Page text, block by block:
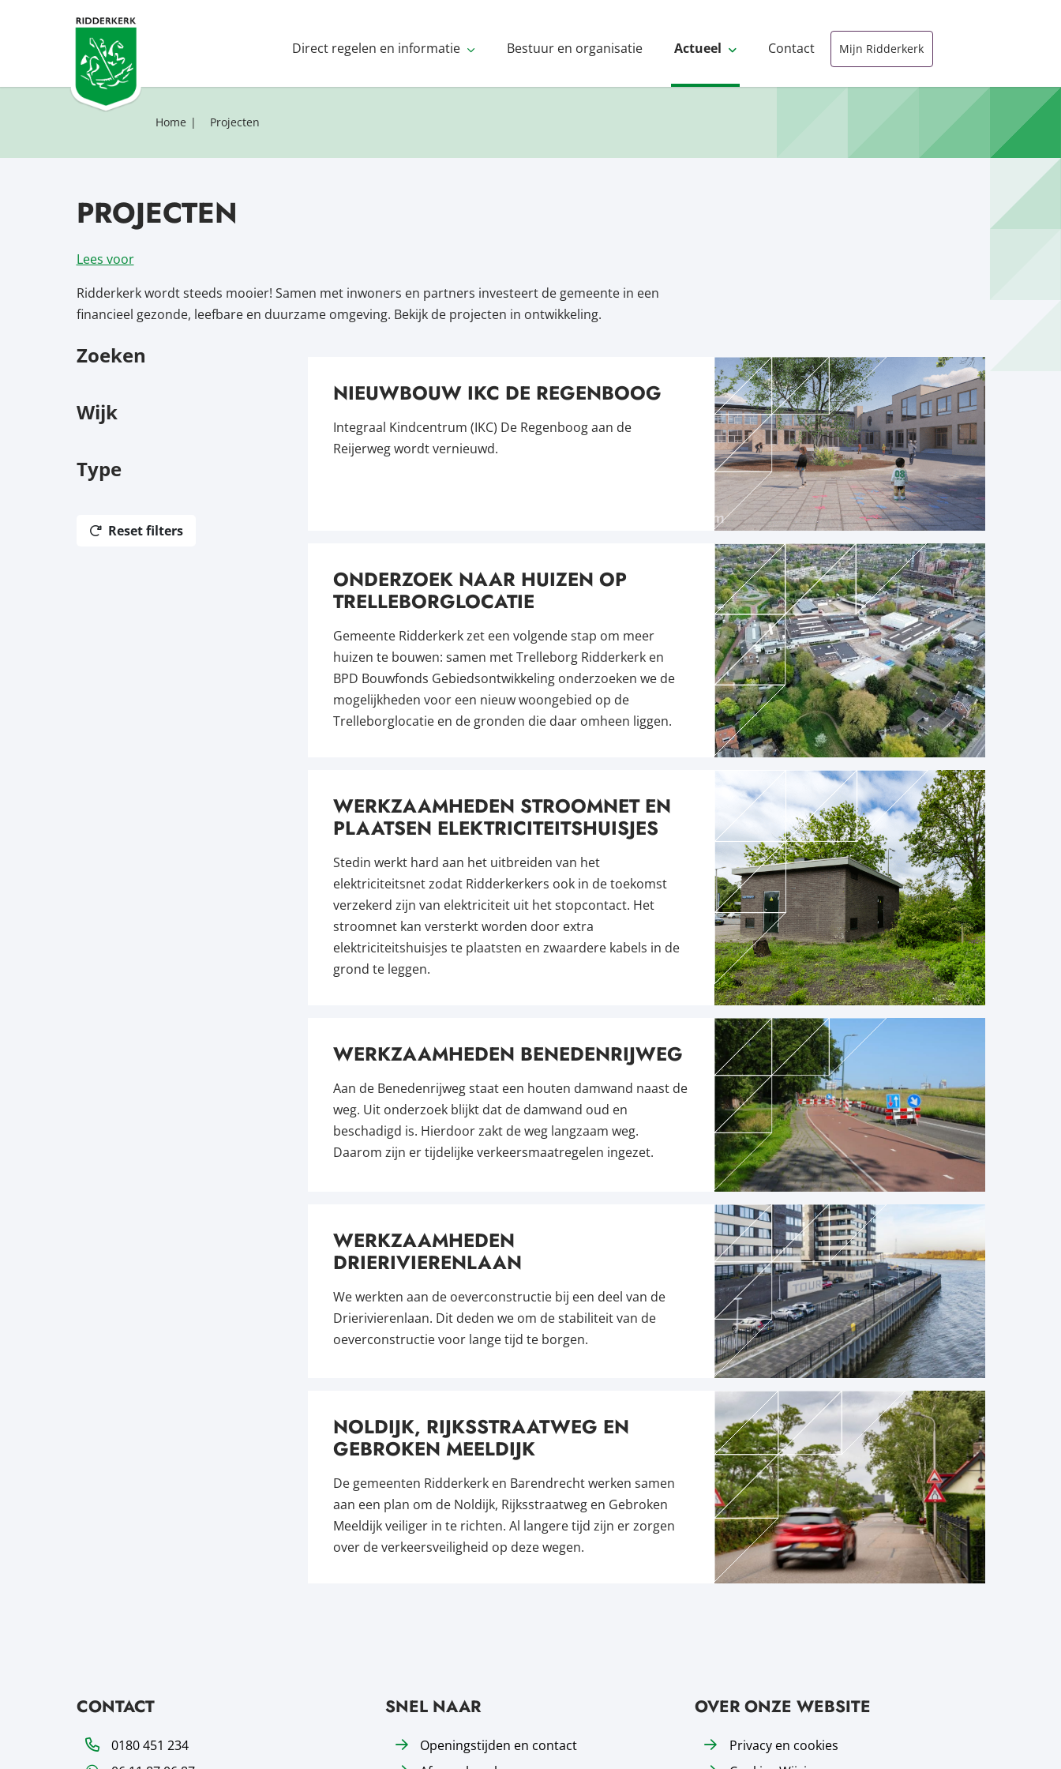
Direct regelen en informatie Bestuur en organisatie Actueel Contact Mijn Ridderkerk
Home Projecten
PROJECTEN
Lees voor
Ridderkerk wordt steeds mooier! Samen met inwoners en partners investeert de gemeente in een
financieel gezonde, leefbare en duurzame omgeving. Bekijk de projecten in ontwikkeling.
FILTERS
Zoeken
Wijk
Type
Reset filters
NIEUWBOUW IKC DE REGENBOOG
Integraal Kindcentrum (IKC) De Regenboog aan de
Reijerweg wordt vernieuwd.
ONDERZOEK NAAR HUIZEN OP
TRELLEBORGLOCATIE
Gemeente Ridderkerk zet een volgende stap om meer
huizen te bouwen: samen met Trelleborg Ridderkerk en
BPD Bouwfonds Gebiedsontwikkeling onderzoeken we de
mogelijkheden voor een nieuw woongebied op de
Trelleborglocatie en de gronden die daar omheen liggen.
WERKZAAMHEDEN STROOMNET EN
PLAATSEN ELEKTRICITEITSHUISJES
Stedin werkt hard aan het uitbreiden van het
elektriciteitsnet zodat Ridderkerkers ook in de toekomst
verzekerd zijn van elektriciteit uit het stopcontact. Het
stroomnet kan versterkt worden door extra
elektriciteitshuisjes te plaatsten en zwaardere kabels in de
grond te leggen.
WERKZAAMHEDEN BENEDENRIJWEG
Aan de Benedenrijweg staat een houten damwand naast de
weg. Uit onderzoek blijkt dat de damwand oud en
beschadigd is. Hierdoor zakt de weg langzaam weg.
Daarom zijn er tijdelijke verkeersmaatregelen ingezet.
WERKZAAMHEDEN
DRIERIVIERENLAAN
We werkten aan de oeverconstructie bij een deel van de
Drierivierenlaan. Dit deden we om de stabiliteit van de
oeverconstructie voor lange tijd te borgen.
NOLDIJK, RIJKSSTRAATWEG EN
GEBROKEN MEELDIJK
De gemeenten Ridderkerk en Barendrecht werken samen
aan een plan om de Noldijk, Rijksstraatweg en Gebroken
Meeldijk veiliger in te richten. Al langere tijd zijn er zorgen
over de verkeersveiligheid op deze wegen.
CONTACT
Telefoon0180 451 234
SNEL NAAR
Openingstijden en contact
OVER ONZE WEBSITE
Privacy en cookies